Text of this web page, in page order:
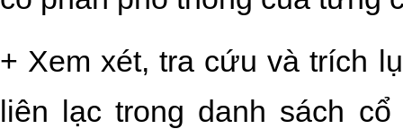
+ Xem xét, tra cứu và trích
liên lạc trong danh sách